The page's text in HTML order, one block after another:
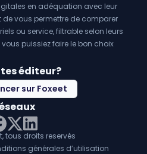
en adéquation avec leur
de vous permettre de comparer
ou service, filtrable selon leurs
puissiez faire le bon choix
éditeur?
sur Foxeet
Twitter X
LinkedIn
tous droits reservés
générales d’utilisation